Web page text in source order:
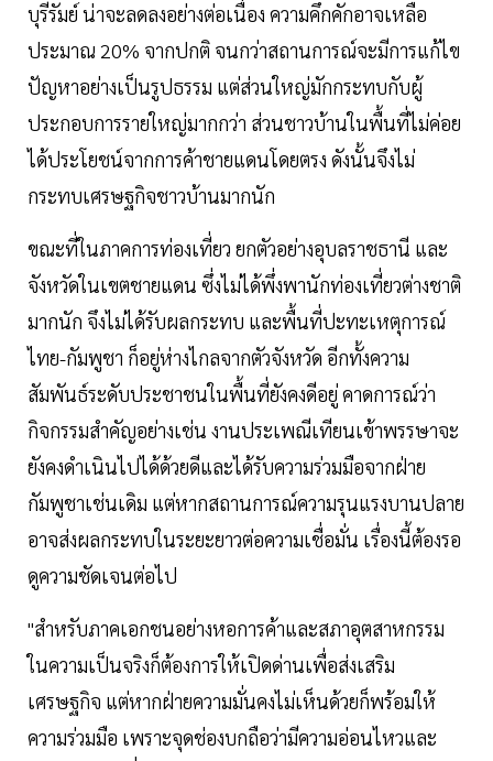
บุรีรัมย์ น่าจะลดลงอย่างต่อเนื่อง ความคึกคักอาจเหลือ
ประมาณ 20% จากปกติ จนกว่าสถานการณ์จะมีการแก้ไข
ปัญหาอย่างเป็นรูปธรรม แต่ส่วนใหญ่มักกระทบกับผู้
ประกอบการรายใหญ่มากกว่า ส่วนชาวบ้านในพื้นที่ไม่ค่อย
ได้ประโยชน์จากการค้าชายแดนโดยตรง ดังนั้นจึงไม่
กระทบเศรษฐกิจชาวบ้านมากนัก
ขณะที่ในภาคการท่องเที่ยว ยกตัวอย่างอุบลราชธานี และ
จังหวัดในเขตชายแดน ซึ่งไม่ได้พึ่งพานักท่องเที่ยวต่างชาติ
มากนัก จึงไม่ได้รับผลกระทบ และพื้นที่ปะทะเหตุการณ์
ไทย-กัมพูชา ก็อยู่ห่างไกลจากตัวจังหวัด อีกทั้งความ
สัมพันธ์ระดับประชาชนในพื้นที่ยังคงดีอยู่ คาดการณ์ว่า
กิจกรรมสำคัญอย่างเช่น งานประเพณีเทียนเข้าพรรษาจะ
ยังคงดำเนินไปได้ด้วยดีและได้รับความร่วมมือจากฝ่าย
กัมพูชาเช่นเดิม แต่หากสถานการณ์ความรุนแรงบานปลาย
อาจส่งผลกระทบในระยะยาวต่อความเชื่อมั่น เรื่องนี้ต้องรอ
ดูความชัดเจนต่อไป
"สำหรับภาคเอกชนอย่างหอการค้าและสภาอุตสาหกรรม
ในความเป็นจริงก็ต้องการให้เปิดด่านเพื่อส่งเสริม
เศรษฐกิจ แต่หากฝ่ายความมั่นคงไม่เห็นด้วยก็พร้อมให้
ความร่วมมือ เพราะจุดช่องบกถือว่ามีความอ่อนไหวและ